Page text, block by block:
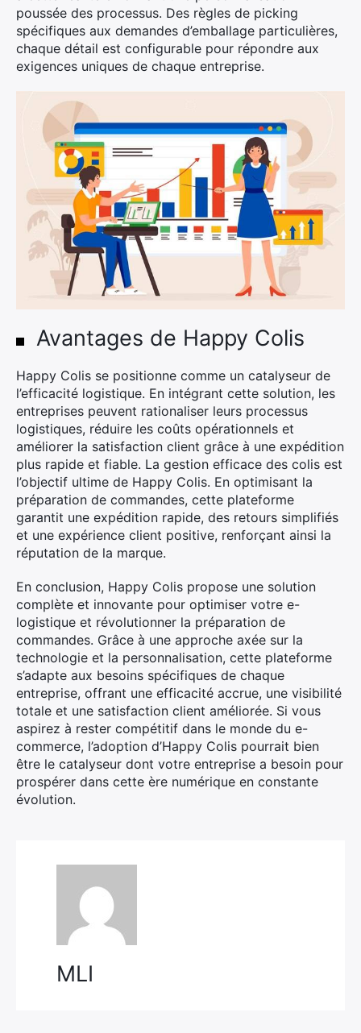
poussée des processus. Des règles de picking
spécifiques aux demandes d’emballage particulières,
chaque détail est configurable pour répondre aux
exigences uniques de chaque entreprise.
Avantages de Happy Colis
Happy Colis se positionne comme un catalyseur de
l’efficacité logistique. En intégrant cette solution, les
entreprises peuvent rationaliser leurs processus
logistiques, réduire les coûts opérationnels et
améliorer la satisfaction client grâce à une expédition
plus rapide et fiable. La gestion efficace des colis est
l’objectif ultime de Happy Colis. En optimisant la
préparation de commandes, cette plateforme
garantit une expédition rapide, des retours simplifiés
et une expérience client positive, renforçant ainsi la
réputation de la marque.
En conclusion, Happy Colis propose une solution
complète et innovante pour optimiser votre e-
logistique et révolutionner la préparation de
commandes. Grâce à une approche axée sur la
technologie et la personnalisation, cette plateforme
s’adapte aux besoins spécifiques de chaque
entreprise, offrant une efficacité accrue, une visibilité
totale et une satisfaction client améliorée. Si vous
aspirez à rester compétitif dans le monde du e-
commerce, l’adoption d’Happy Colis pourrait bien
être le catalyseur dont votre entreprise a besoin pour
prospérer dans cette ère numérique en constante
évolution.
MLI